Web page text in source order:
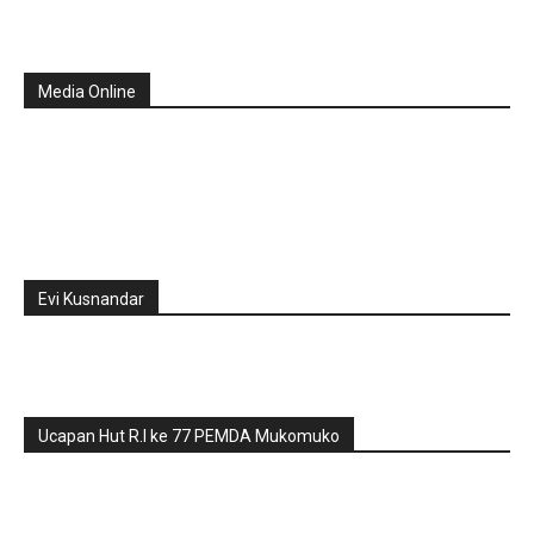
Media Online
Evi Kusnandar
Ucapan Hut R.I ke 77 PEMDA Mukomuko